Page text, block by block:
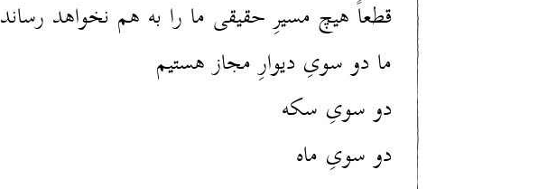
قطعاً‌ هیچ مسیرِ حقیقی ما را به هم نخواهد رساند
ما دو سویِ دیوارِ مجاز هستیم
دو سویِ سکه‌
دو سویِ ماه